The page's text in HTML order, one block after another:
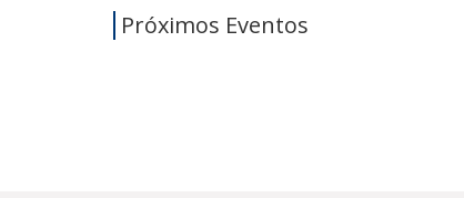
Próximos Eventos